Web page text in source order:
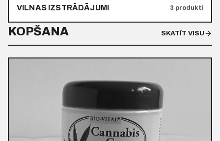
VILNAS IZSTRĀDĀJUMI 3 produkti
KOPŠANA SKATĪT VISU